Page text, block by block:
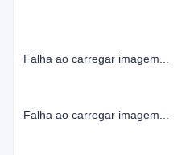
Falha ao carregar imagem...
Falha ao carregar imagem...